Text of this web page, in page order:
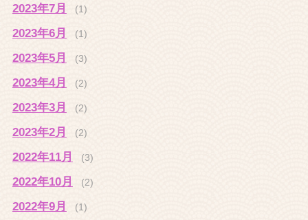
2023年7月 (1)
2023年6月 (1)
2023年5月 (3)
2023年4月 (2)
2023年3月 (2)
2023年2月 (2)
2022年11月 (3)
2022年10月 (2)
2022年9月 (1)